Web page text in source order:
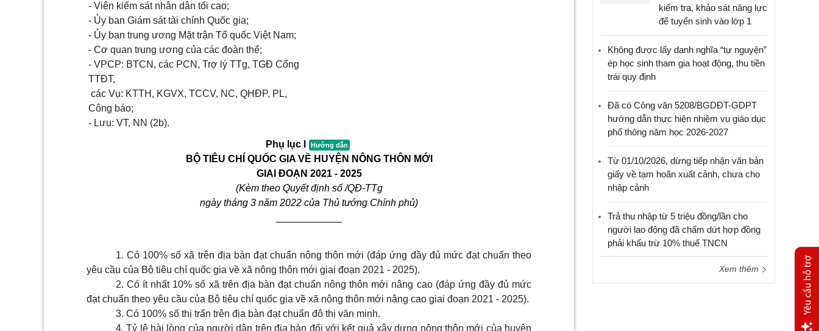
- Viện kiểm sát nhân dân tối cao;
- Ủy ban Giám sát tài chính Quốc gia;
- Ủy ban trung ương Mặt trận Tổ quốc Việt Nam;
- Cơ quan trung ương của các đoàn thể;
- VPCP: BTCN, các PCN, Trợ lý TTg, TGĐ Cổng
TTĐT,
các Vụ: KTTH, KGVX, TCCV, NC, QHĐP, PL,
Công báo;
- Lưu: VT, NN (2b).
Phụ lục I
BỘ TIÊU CHÍ QUỐC GIA VỀ HUYỆN NÔNG THÔN MỚI
GIAI ĐOẠN 2021 - 2025
(Kèm theo Quyết định số /QĐ-TTg
ngày tháng 3 năm 2022 của Thủ tướng Chính phủ)
1. Có 100% số xã trên địa bàn đạt chuẩn nông thôn mới (đáp ứng đầy đủ mức đạt chuẩn theo
yêu cầu của Bộ tiêu chí quốc gia về xã nông thôn mới giai đoạn 2021 - 2025).
2. Có ít nhất 10% số xã trên địa bàn đạt chuẩn nông thôn mới nâng cao (đáp ứng đầy đủ mức
đạt chuẩn theo yêu cầu của Bộ tiêu chí quốc gia về xã nông thôn mới nâng cao giai đoạn 2021 - 2025).
3. Có 100% số thị trấn trên địa bàn đạt chuẩn đô thị văn minh.
4. Tỷ lệ hài lòng của người dân trên địa bàn đối với kết quả xây dựng nông thôn mới của huyện
kiểm tra, khảo sát năng lực
để tuyển sinh vào lớp 1
Không được lấy danh nghĩa “tự nguyện”
ép học sinh tham gia hoạt động, thu tiền
trái quy định
Đã có Công văn 5208/BGDĐT-GDPT
hướng dẫn thực hiện nhiệm vụ giáo dục
phổ thông năm học 2026-2027
Từ 01/10/2026, dừng tiếp nhận văn bản
giấy về tạm hoãn xuất cảnh, chưa cho
nhập cảnh
Trả thu nhập từ 5 triệu đồng/lần cho
người lao động đã chấm dứt hợp đồng
phải khấu trừ 10% thuế TNCN
Xem thêm